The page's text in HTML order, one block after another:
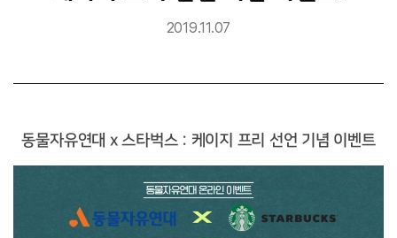
2019.11.07
동물자유연대 x 스타벅스 : 케이지 프리 선언 기념 이벤트